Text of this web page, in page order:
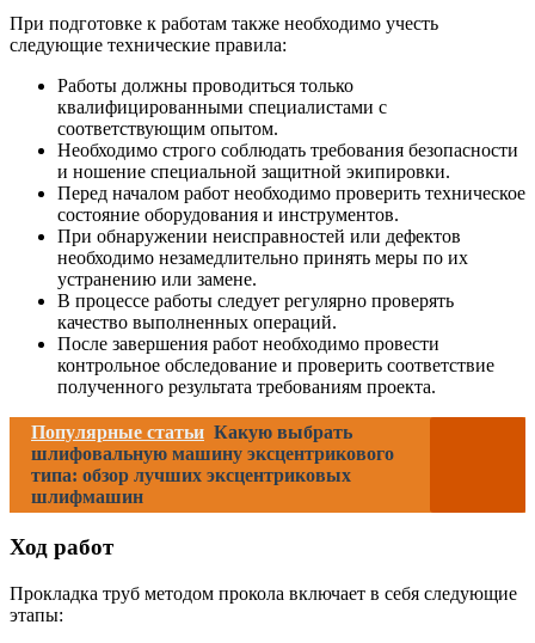
При подготовке к работам также необходимо учесть
следующие технические правила:
Работы должны проводиться только
квалифицированными специалистами с
соответствующим опытом.
Необходимо строго соблюдать требования безопасности
и ношение специальной защитной экипировки.
Перед началом работ необходимо проверить техническое
состояние оборудования и инструментов.
При обнаружении неисправностей или дефектов
необходимо незамедлительно принять меры по их
устранению или замене.
В процессе работы следует регулярно проверять
качество выполненных операций.
После завершения работ необходимо провести
контрольное обследование и проверить соответствие
полученного результата требованиям проекта.
Популярные статьи Какую выбрать
шлифовальную машину эксцентрикового
типа: обзор лучших эксцентриковых
шлифмашин
Ход работ
Прокладка труб методом прокола включает в себя следующие
этапы: